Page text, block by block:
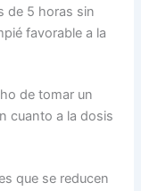
de 5 horas sin
favorable a la
de tomar un
cuanto a la dosis
que se reducen